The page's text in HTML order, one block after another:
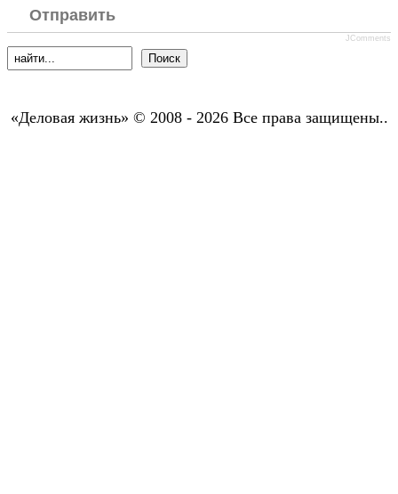
Отправить
JComments
«Деловая жизнь» © 2008 - 2026 Все права защищены..